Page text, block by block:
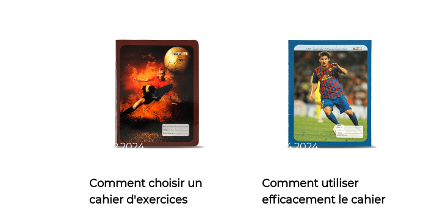
Oct 12,2024
Comment choisir un
cahier d'exercices
Oct 14,2024
Comment utiliser
efficacement le cahier